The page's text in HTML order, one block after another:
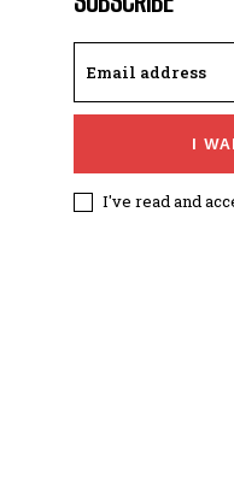
I
I've read and